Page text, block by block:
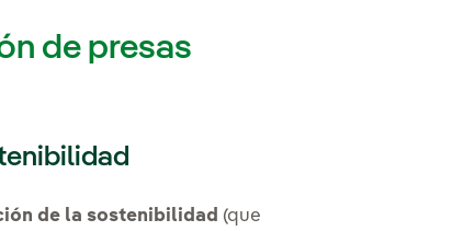
de presas
de la sostenibilidad (que